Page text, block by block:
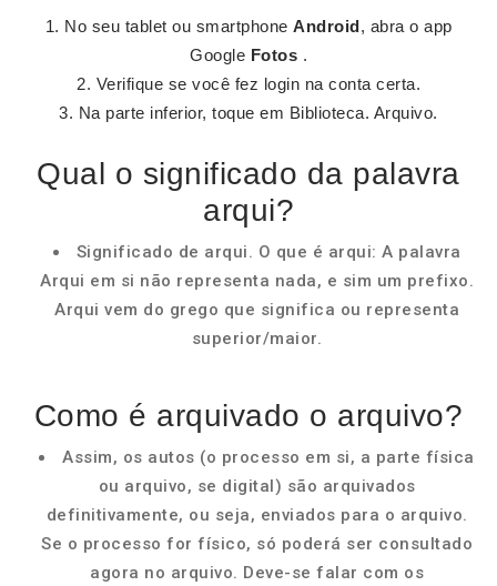
No seu tablet ou smartphone Android, abra o app
Google Fotos .
Verifique se você fez login na conta certa.
Na parte inferior, toque em Biblioteca. Arquivo.
Qual o significado da palavra
arqui?
Significado de arqui. O que é arqui: A palavra
Arqui em si não representa nada, e sim um prefixo.
Arqui vem do grego que significa ou representa
superior/maior.
Como é arquivado o arquivo?
Assim, os autos (o processo em si, a parte física
ou arquivo, se digital) são arquivados
definitivamente, ou seja, enviados para o arquivo.
Se o processo for físico, só poderá ser consultado
agora no arquivo. Deve-se falar com os